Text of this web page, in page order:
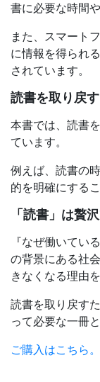
書に必要な時間
また、スマート
に情報を得られ
されています。
読書を取り戻
本書では、読書
ています。
例えば、読書の
的を明確にする
「読書」は贅
『なぜ働いてい
の背景にある社
きなくなる理由
読書を取り戻す
って必要な一冊
ご購入はこちら。